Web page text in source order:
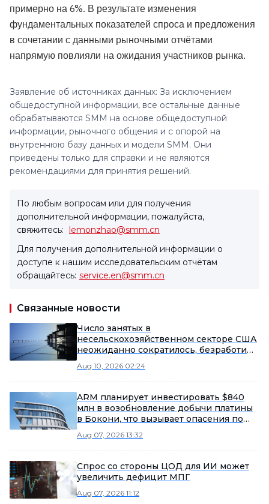
примерно на 6%. В результате изменения
фундаментальных показателей спроса и предложения
в сочетании с данными рыночными отчётами
напрямую повлияли на ожидания участников рынка.
Заявление об источниках данных: За исключением
общедоступной информации, все остальные данные
обрабатываются SMM на основе общедоступной
информации, рыночного общения и с опорой на
внутреннюю базу данных и модели SMM. Они
приведены только для справки и не являются
рекомендациями для принятия решений.
По любым вопросам или для получения
дополнительной информации, пожалуйста,
свяжитесь: lemonzhao@smm.cn
Для получения дополнительной информации о
доступе к нашим исследовательским отчётам
обращайтесь: service.en@smm.cn
Связанные новости
Число занятых в
несельскохозяйственном секторе США
неожиданно сократилось, безработица
поддержав рост драгоценных
металлов
Aug 10, 2026 02:24
ARM планирует инвестировать $840
млн в возобновление добычи платины
в Бокони, что вызывает опасения по
рыночный потенциал
Aug 07, 2026 13:32
Спрос со стороны ЦОД для ИИ может
увеличить дефицит МПГ
Aug 07, 2026 11:12